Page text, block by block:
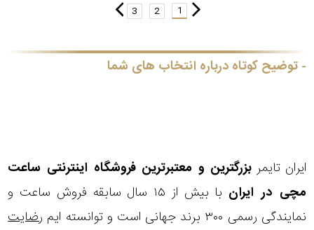
1
2
3
توضیح کوتاه درباره انتخاب های شما
ایران تایمر بزرگترین و معتبرترین فروشگاه اینترنتی ساعت
مچی در ایران
با بیش از ۱۵ سال سابقه فروش ساعت و
نمایندگی رسمی ۳۰۰ برند جهانی است و توانسته ایم
رضایت